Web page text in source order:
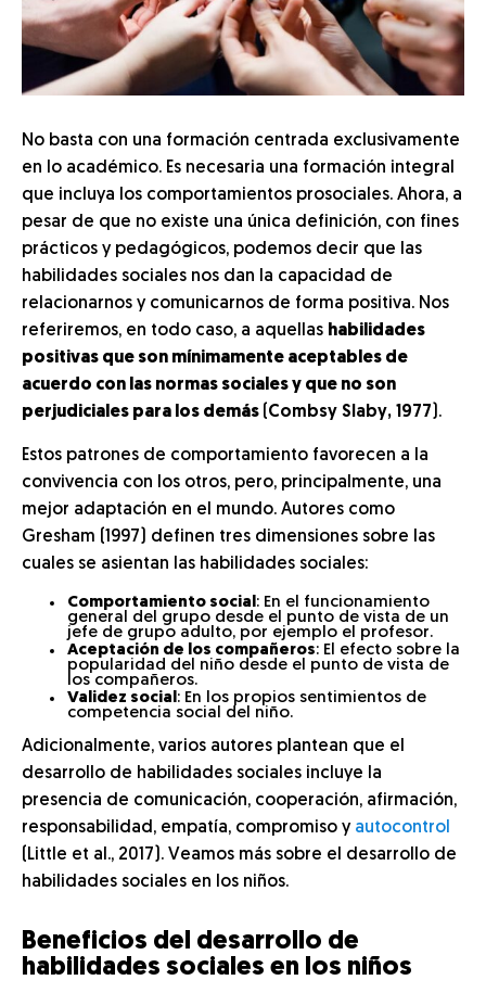
No basta con una formación centrada exclusivamente
en lo académico. Es necesaria una formación integral
que incluya los comportamientos prosociales. Ahora, a
pesar de que no existe una única definición, con fines
prácticos y pedagógicos, podemos decir que las
habilidades sociales nos dan la capacidad de
relacionarnos y comunicarnos de forma positiva. Nos
referiremos, en todo caso, a aquellas habilidades
positivas que son mínimamente aceptables de
acuerdo con las normas sociales y que no son
perjudiciales para los demás (Combsy Slaby, 1977).
Estos patrones de comportamiento favorecen a la
convivencia con los otros, pero, principalmente, una
mejor adaptación en el mundo. Autores como
Gresham (1997) definen tres dimensiones sobre las
cuales se asientan las habilidades sociales:
Comportamiento social: En el funcionamiento
general del grupo desde el punto de vista de un
jefe de grupo adulto, por ejemplo el profesor.
Aceptación de los compañeros: El efecto sobre la
popularidad del niño desde el punto de vista de
los compañeros.
Validez social: En los propios sentimientos de
competencia social del niño.
Adicionalmente, varios autores plantean que el
desarrollo de habilidades sociales incluye la
presencia de comunicación, cooperación, afirmación,
responsabilidad, empatía, compromiso y autocontrol
(Little et al., 2017). Veamos más sobre el desarrollo de
habilidades sociales en los niños.
Beneficios del desarrollo de
habilidades sociales en los niños